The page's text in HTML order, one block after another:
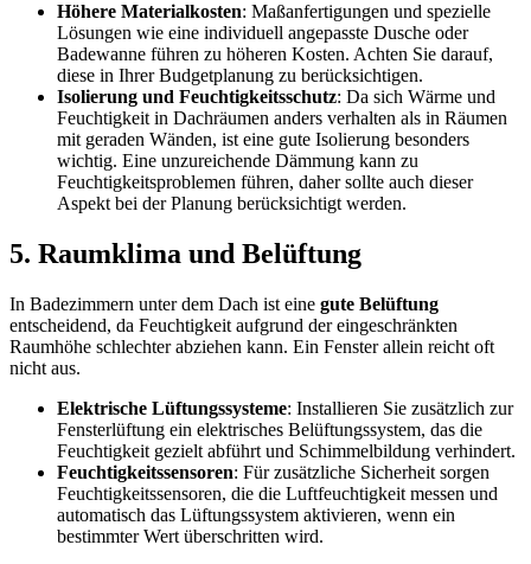
Höhere Materialkosten: Maßanfertigungen und spezielle
Lösungen wie eine individuell angepasste Dusche oder
Badewanne führen zu höheren Kosten. Achten Sie darauf,
diese in Ihrer Budgetplanung zu berücksichtigen.
Isolierung und Feuchtigkeitsschutz: Da sich Wärme und
Feuchtigkeit in Dachräumen anders verhalten als in Räumen
mit geraden Wänden, ist eine gute Isolierung besonders
wichtig. Eine unzureichende Dämmung kann zu
Feuchtigkeitsproblemen führen, daher sollte auch dieser
Aspekt bei der Planung berücksichtigt werden.
5. Raumklima und Belüftung
In Badezimmern unter dem Dach ist eine gute Belüftung
entscheidend, da Feuchtigkeit aufgrund der eingeschränkten
Raumhöhe schlechter abziehen kann. Ein Fenster allein reicht oft
nicht aus.
Elektrische Lüftungssysteme: Installieren Sie zusätzlich zur
Fensterlüftung ein elektrisches Belüftungssystem, das die
Feuchtigkeit gezielt abführt und Schimmelbildung verhindert.
Feuchtigkeitssensoren: Für zusätzliche Sicherheit sorgen
Feuchtigkeitssensoren, die die Luftfeuchtigkeit messen und
automatisch das Lüftungssystem aktivieren, wenn ein
bestimmter Wert überschritten wird.